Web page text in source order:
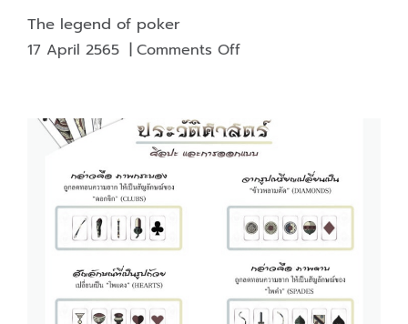
The legend of poker
17 April 2565 | Comments Offon
poker